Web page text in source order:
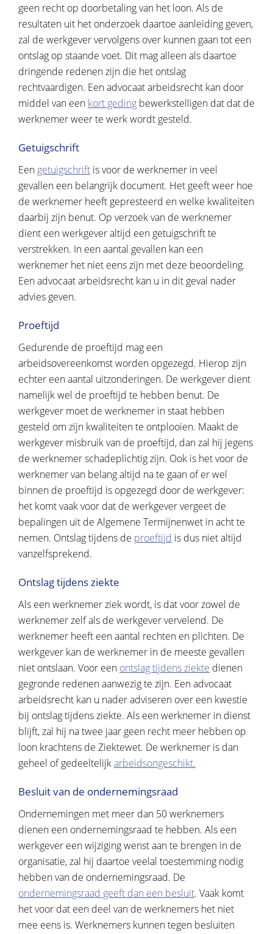
geen recht op doorbetaling van het loon. Als de
resultaten uit het onderzoek daartoe aanleiding geven,
zal de werkgever vervolgens over kunnen gaan tot een
ontslag op staande voet. Dit mag alleen als daartoe
dringende redenen zijn die het ontslag
rechtvaardigen. Een advocaat arbeidsrecht kan door
middel van een kort geding bewerkstelligen dat dat de
werknemer weer te werk wordt gesteld.
Getuigschrift
Een getuigschrift is voor de werknemer in veel
gevallen een belangrijk document. Het geeft weer hoe
de werknemer heeft gepresteerd en welke kwaliteiten
daarbij zijn benut. Op verzoek van de werknemer
dient een werkgever altijd een getuigschrift te
verstrekken. In een aantal gevallen kan een
werknemer het niet eens zijn met deze beoordeling.
Een advocaat arbeidsrecht kan u in dit geval nader
advies geven.
Proeftijd
Gedurende de proeftijd mag een
arbeidsovereenkomst worden opgezegd. Hierop zijn
echter een aantal uitzonderingen. De werkgever dient
namelijk wel de proeftijd te hebben benut. De
werkgever moet de werknemer in staat hebben
gesteld om zijn kwaliteiten te ontplooien. Maakt de
werkgever misbruik van de proeftijd, dan zal hij jegens
de werknemer schadeplichtig zijn. Ook is het voor de
werknemer van belang altijd na te gaan of er wel
binnen de proeftijd is opgezegd door de werkgever:
het komt vaak voor dat de werkgever vergeet de
bepalingen uit de Algemene Termijnenwet in acht te
nemen. Ontslag tijdens de proeftijd is dus niet altijd
vanzelfsprekend.
Ontslag tijdens ziekte
Als een werknemer ziek wordt, is dat voor zowel de
werknemer zelf als de werkgever vervelend. De
werknemer heeft een aantal rechten en plichten. De
werkgever kan de werknemer in de meeste gevallen
niet ontslaan. Voor een ontslag tijdens ziekte dienen
gegronde redenen aanwezig te zijn. Een advocaat
arbeidsrecht kan u nader adviseren over een kwestie
bij ontslag tijdens ziekte. Als een werknemer in dienst
blijft, zal hij na twee jaar geen recht meer hebben op
loon krachtens de Ziektewet. De werknemer is dan
geheel of gedeeltelijkarbeidsongeschikt.
Besluit van de ondernemingsraad
Ondernemingen met meer dan 50 werknemers
dienen een ondernemingsraad te hebben. Als een
werkgever een wijziging wenst aan te brengen in de
organisatie, zal hij daartoe veelal toestemming nodig
hebben van de ondernemingsraad. De
ondernemingsraad geeft dan een besluit. Vaak komt
het voor dat een deel van de werknemers het niet
mee eens is. Werknemers kunnen tegen besluiten